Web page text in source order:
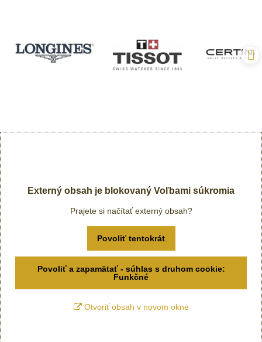
Externý obsah je blokovaný Voľbami súkromia
Prajete si načítať externý obsah?
Povoliť tentokrát
Povoliť a zapamätať - súhlas s druhom cookie:
Funkčné
Otvoriť obsah v novom okne